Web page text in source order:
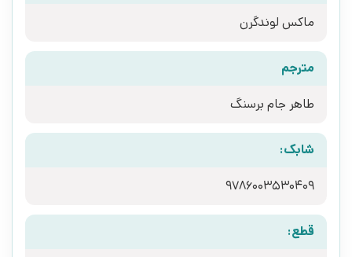
ماکس لوندگرن
مترجم
طاهر جام برسنگ
شابک:
9786003530409
قطع: